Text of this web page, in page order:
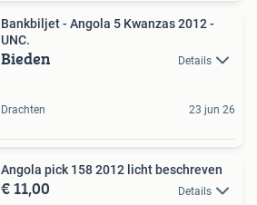
Bankbiljet - Angola 5 Kwanzas 2012 -
UNC.
Bieden Details
Drachten 23 jun 26
Angola pick 158 2012 licht beschreven
€ 11,00 Details